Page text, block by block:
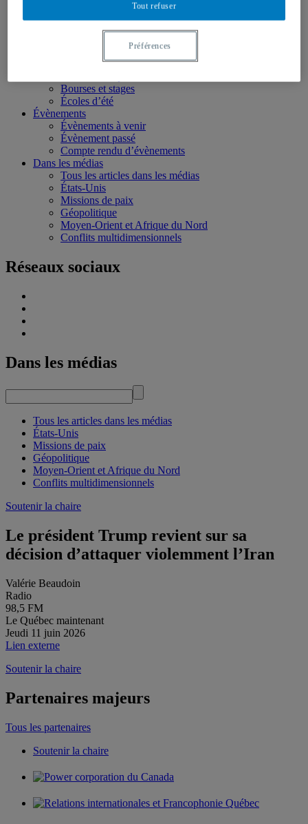
Conflits multidimensionnels
Bourses et stages
Écoles d’été
Évènements
Évènements à venir
Évènement passé
Compte rendu d’évènements
Dans les médias
Tous les articles dans les médias
États-Unis
Missions de paix
Géopolitique
Moyen-Orient et Afrique du Nord
Conflits multidimensionnels
Réseaux sociaux
Dans les médias
Tous les articles dans les médias
États-Unis
Missions de paix
Géopolitique
Moyen-Orient et Afrique du Nord
Conflits multidimensionnels
Soutenir la chaire
Le président Trump revient sur sa
décision d’attaquer violemment l’Iran
Valérie Beaudoin
Radio
98,5 FM
Le Québec maintenant
Jeudi 11 juin 2026
Lien externe
Soutenir la chaire
Partenaires majeurs
Tous les partenaires
Soutenir la chaire
Tout refuser
Préférences